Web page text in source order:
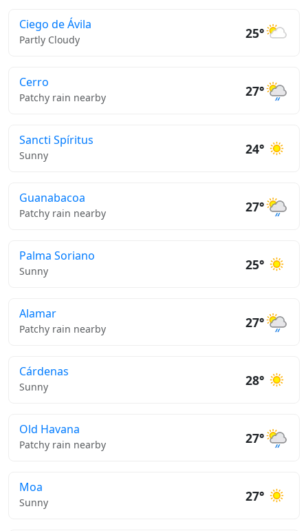
Ciego de Ávila
Partly Cloudy 25°
Cerro
Patchy rain nearby 27°
Sancti Spíritus
Sunny 24°
Guanabacoa
Patchy rain nearby 27°
Palma Soriano
Sunny 25°
Alamar
Patchy rain nearby 27°
Cárdenas
Sunny 28°
Old Havana
Patchy rain nearby 27°
Moa
Sunny 27°